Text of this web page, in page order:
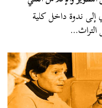
ندوة داخل كلية
التراث…